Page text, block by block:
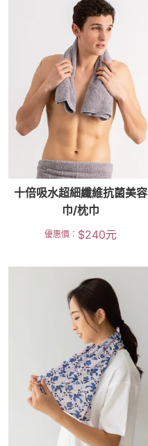
十倍吸水超細纖維抗菌美容
巾/枕巾
優惠價： $240元